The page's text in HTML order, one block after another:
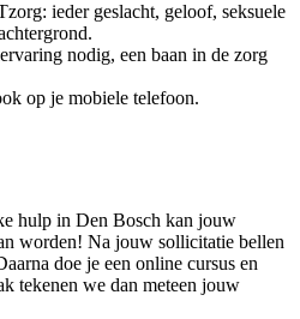
ieder geslacht, geloof, seksuele
nodig, een baan in de zorg
op je mobiele telefoon.
hulp in Den Bosch kan jouw
worden! Na jouw sollicitatie bellen
doe je een online cursus en
tekenen we dan meteen jouw